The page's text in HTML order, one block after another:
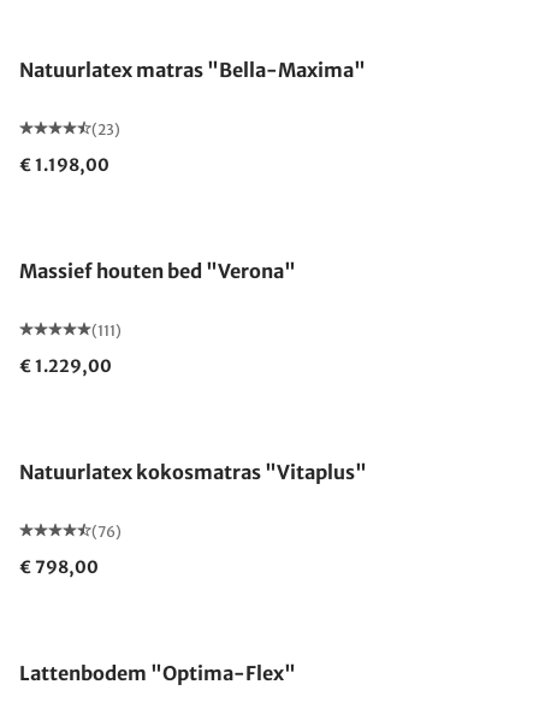
Natuurlatex matras "Bella-Maxima"
(23)
€ 1.198,00
Massief houten bed "Verona"
(111)
€ 1.229,00
Natuurlatex kokosmatras "Vitaplus"
(76)
€ 798,00
Lattenbodem "Optima-Flex"